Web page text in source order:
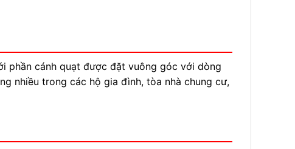
phần cánh quạt được đặt vuông góc với dòng
nhiều trong các hộ gia đình, tòa nhà chung cư,